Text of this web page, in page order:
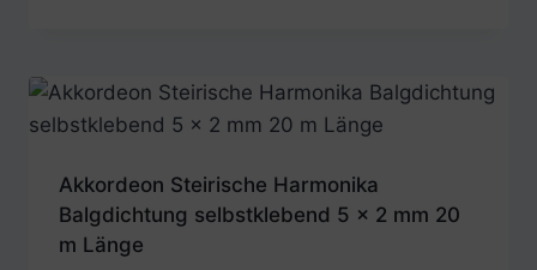
Akkordeon Steirische Harmonika
Balgdichtung selbstklebend 5 x 2 mm 20
m Länge